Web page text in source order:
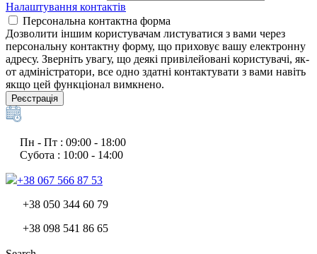
Налаштування контактів
Персональна контактна форма
Дозволити іншим користувачам листуватися з вами через
персональну контактну форму, що приховує вашу електронну
адресу. Зверніть увагу, що деякі привілейовані користувачі, як-
от адміністратори, все одно здатні контактувати з вами навіть
якщо цей функціонал вимкнено.
Реєстрація
Пн - Пт : 09:00 - 18:00
Субота : 10:00 - 14:00
+38 067 566 87 53
+38 050 344 60 79
+38 098 541 86 65